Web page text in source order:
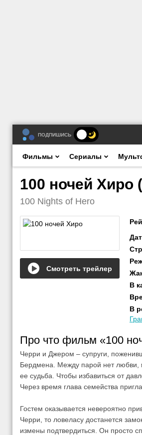
ПОДПИШИСЬ
Фильмы Сериалы
100 ночей Хиро
100 Nights of Hero
Смотреть трейлер
В
В
Про что фильм «100
Черри и Джером – супруги,
Бердмена. Между парой нет любви,
ее судьба. Чтобы избавиться от
Через время глава семейства
Гостем оказывается невероятно
Черри, то ловеласу достанется
измены подтвердиться. Он просто